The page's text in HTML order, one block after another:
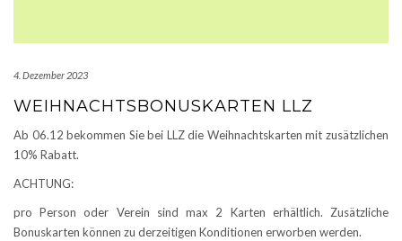
4. Dezember 2023
WEIHNACHTSBONUSKARTEN LLZ
Ab 06.12 bekommen Sie bei LLZ die Weihnachtskarten mit zusätzlichen
10% Rabatt.
ACHTUNG:
pro Person oder Verein sind max 2 Karten erhältlich. Zusätzliche
Bonuskarten können zu derzeitigen Konditionen erworben werden.